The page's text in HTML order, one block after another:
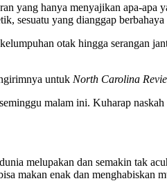
yang hanya menyajikan apa-apa
sesuatu yang dianggap
otak hingga serangan
untuk North Carolina
malam ini. Kuharap
melupakan dan semakin tak
makan enak dan menghabiskan